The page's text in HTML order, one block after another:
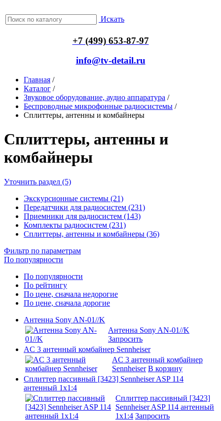
Искать
+7 (499) 653-87-97
info@tv-detail.ru
Главная /
Каталог /
Звуковое оборудование, аудио аппаратура /
Беспроводные микрофонные радиосистемы /
Сплиттеры, антенны и комбайнеры
Сплиттеры, антенны и
комбайнеры
Уточнить раздел (5)
Экскурсионные системы (21)
Передатчики для радиосистем (231)
Приемники для радиосистем (143)
Комплекты радиосистем (231)
Сплиттеры, антенны и комбайнеры (36)
Фильтр по параметрам
По популярности
По популярности
По рейтингу
По цене, сначала недорогие
По цене, сначала дорогие
Антенна Sony AN-01//K
Антенна Sony AN-01//K
Запросить
AC 3 антенный комбайнер Sennheiser
AC 3 антенный комбайнер
Sennheiser В корзину
Cплиттер пассивный [3423] Sennheiser ASP 114
антенный 1х1:4
Cплиттер пассивный [3423]
Sennheiser ASP 114 антенный
1х1:4 Запросить